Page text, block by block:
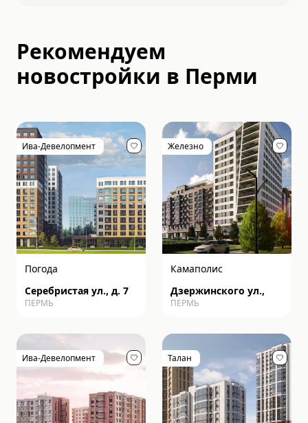
Рекомендуем
новостройки в Перми
Ива-Девелопмент
Погода
Серебристая ул., д. 7
ПЕРМЬ
Железно
Камаполис
Дзержинского ул.,
ПЕРМЬ
Ива-Девелопмент Талан